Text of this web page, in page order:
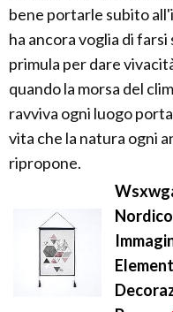
bene portarle subito
ha ancora voglia di
primula per dare
quando la morsa del
ravviva ogni luogo
vita che la natura ogni
ripropone.